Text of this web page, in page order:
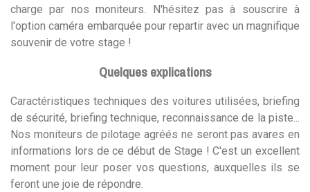
charge par nos moniteurs. N'hésitez pas à souscrire à
l'option caméra embarquée pour repartir avec un magnifique
souvenir de votre stage !
Quelques explications
Caractéristiques techniques des voitures utilisées, briefing
de sécurité, briefing technique, reconnaissance de la piste...
Nos moniteurs de pilotage agréés ne seront pas avares en
informations lors de ce début de Stage ! C'est un excellent
moment pour leur poser vos questions, auxquelles ils se
feront une joie de répondre.